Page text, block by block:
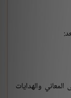
والهدايات